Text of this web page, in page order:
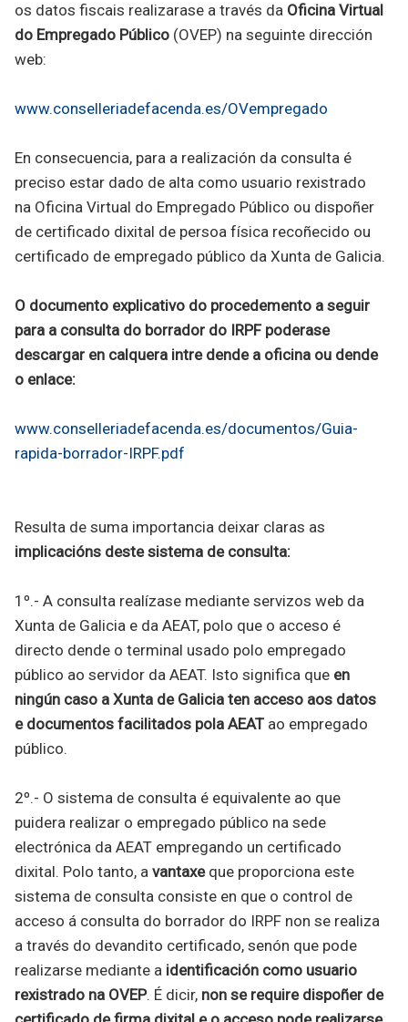
os datos fiscais realizarase a través da Oficina Virtual
do Empregado Público (OVEP) na seguinte dirección
web:
www.conselleriadefacenda.es/OVempregado
En consecuencia, para a realización da consulta é
preciso estar dado de alta como usuario rexistrado
na Oficina Virtual do Empregado Público ou dispoñer
de certificado dixital de persoa física recoñecido ou
certificado de empregado público da Xunta de Galicia.
O documento explicativo do procedemento a seguir
para a consulta do borrador do IRPF poderase
descargar en calquera intre dende a oficina ou dende
o enlace:
www.conselleriadefacenda.es/documentos/Guia-
rapida-borrador-IRPF.pdf
Resulta de suma importancia deixar claras as
implicacións deste sistema de consulta:
1º.- A consulta realízase mediante servizos web da
Xunta de Galicia e da AEAT, polo que o acceso é
directo dende o terminal usado polo empregado
público ao servidor da AEAT. Isto significa que en
ningún caso a Xunta de Galicia ten acceso aos datos
e documentos facilitados pola AEAT ao empregado
público.
2º.- O sistema de consulta é equivalente ao que
puidera realizar o empregado público na sede
electrónica da AEAT empregando un certificado
dixital. Polo tanto, a vantaxeque proporciona este
sistema de consulta consiste en que o control de
acceso á consulta do borrador do IRPF non se realiza
a través do devandito certificado, senón que pode
realizarse mediante a identificación como usuario
rexistrado na OVEP. É dicir, non se require dispoñer de